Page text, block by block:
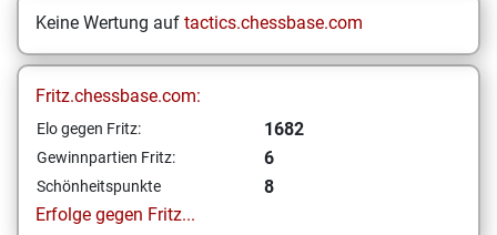
Keine Wertung auf tactics.chessbase.com
Fritz.chessbase.com:
Elo gegen Fritz: 1682
Gewinnpartien Fritz: 6
Schönheitspunkte
8
Erfolge gegen Fritz...